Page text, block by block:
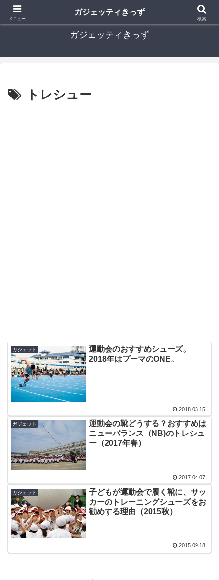
ガジェットやセキュリティーなど、子どもに関するICT情報ブログ
ガジェッティきっず
トレシュー
ガジェット
運動会のおすすめシューズ。
2018年はプーマのONE。
2018.03.15
ガジェット
運動会の靴どうする？おすすめは
ニューバランス（NB)のトレシュ
ー（2017年春）
2017.04.07
ガジェット
子どもが運動会で履く靴に、サッ
カーのトレーニングシューズをお
勧めする理由（2015秋）
2015.09.18
メニュー
ガジェッティきっず
検索